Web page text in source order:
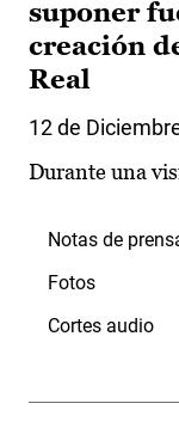
suponer
creación
Real
12 de
Durante una
Notas de
Fotos
Cortes audio